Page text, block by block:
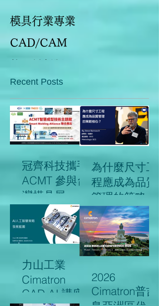
模具行業專業
CAD/CAM
Cimatron 13
亮點大盤點
Recent Posts
冠齊科技攜手
ACMT 參與台
灣模具展
為什麼尺寸工
程應成為品質
管理的策略核
心？
力山工業
Cimatron
CAD AI 講座
2026
Cimatron普吉